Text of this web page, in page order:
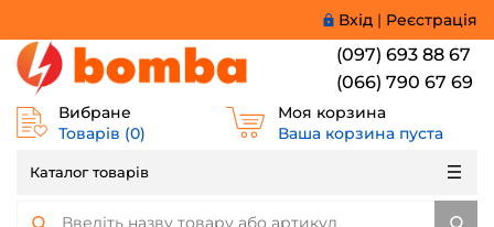
Вхід | Реєстрація
(097) 693 88 67
(066) 790 67 69
Вибране
Товарів (0)
Моя корзина
Ваша корзина пуста
Каталог товарів